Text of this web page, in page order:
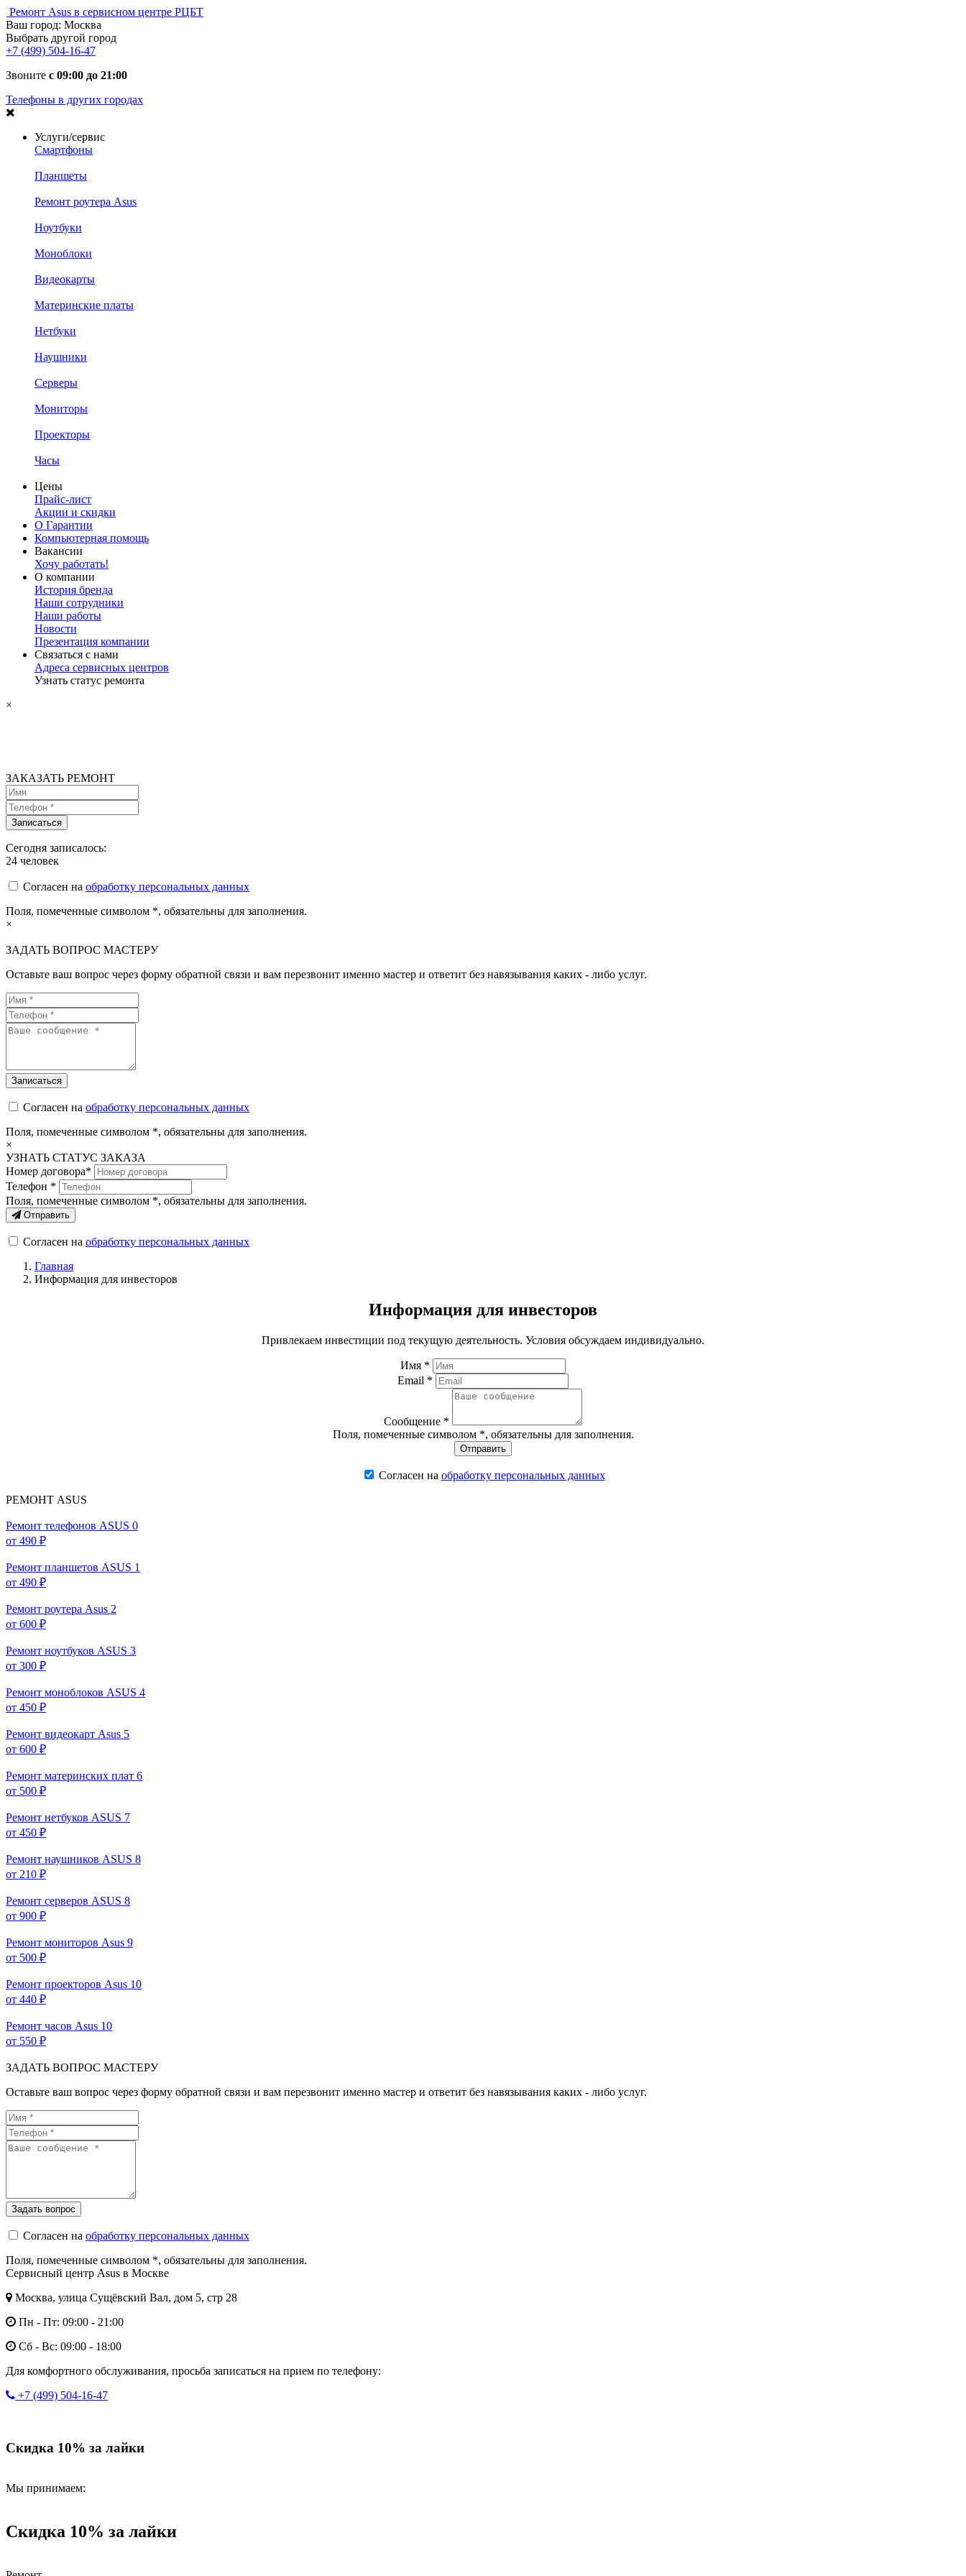
Ремонт Asus в сервисном центре РЦБТ
Ваш город: Москва
Выбрать другой город
+7 (499) 504-16-47
Звоните с 09:00 до 21:00
Телефоны в других городах
Услуги/сервис
Смартфоны
Планшеты
Ремонт роутера Asus
Ноутбуки
Моноблоки
Видеокарты
Материнские платы
Нетбуки
Наушники
Серверы
Мониторы
Проекторы
Часы
Цены
Прайс-лист
Акции и скидки
О Гарантии
Компьютерная помощь
Вакансии
Хочу работать!
О компании
История бренда
Наши сотрудники
Наши работы
Новости
Презентация компании
Связаться с нами
Адреса сервисных центров
Узнать статус ремонта
×
ЗАКАЗАТЬ РЕМОНТ
Сегодня записалось:
24 человек
Согласен на обработку персональных данных
Поля, помеченные символом *, обязательны для заполнения.
×
ЗАДАТЬ ВОПРОС МАСТЕРУ
Оставьте ваш вопрос через форму обратной связи и вам перезвонит именно мастер и ответит без навязывания каких - либо услуг.
Согласен на обработку персональных данных
Поля, помеченные символом *, обязательны для заполнения.
×
УЗНАТЬ СТАТУС ЗАКАЗА
Номер договора*
Телефон *
Поля, помеченные символом *, обязательны для заполнения.
Отправить
Согласен на обработку персональных данных
Главная
Информация для инвесторов
Информация для инвесторов
Привлекаем инвестиции под текущую деятельность. Условия обсуждаем индивидуально.
Имя *
Email *
Сообщение *
Поля, помеченные символом *, обязательны для заполнения.
Согласен на обработку персональных данных
РЕМОНТ ASUS
Ремонт телефонов ASUS 0
от 490 ₽
Ремонт планшетов ASUS 1
от 490 ₽
Ремонт роутера Asus 2
от 600 ₽
Ремонт ноутбуков ASUS 3
от 300 ₽
Ремонт моноблоков ASUS 4
от 450 ₽
Ремонт видеокарт Asus 5
от 600 ₽
Ремонт материнских плат 6
от 500 ₽
Ремонт нетбуков ASUS 7
от 450 ₽
Ремонт наушников ASUS 8
от 210 ₽
Ремонт серверов ASUS 8
от 900 ₽
Ремонт мониторов Asus 9
от 500 ₽
Ремонт проекторов Asus 10
от 440 ₽
Ремонт часов Asus 10
от 550 ₽
ЗАДАТЬ ВОПРОС МАСТЕРУ
Оставьте ваш вопрос через форму обратной связи и вам перезвонит именно мастер и ответит без навязывания каких - либо услуг.
Согласен на обработку персональных данных
Поля, помеченные символом *, обязательны для заполнения.
Сервисный центр Asus в Москве
Москва, улица Сущёвский Вал, дом 5, стр 28
Пн - Пт: 09:00 - 21:00
Сб - Вс: 09:00 - 18:00
Для комфортного обслуживания, просьба записаться на прием по телефону:
+7 (499) 504-16-47
Скидка 10% за лайки
Мы принимаем:
Скидка 10% за лайки